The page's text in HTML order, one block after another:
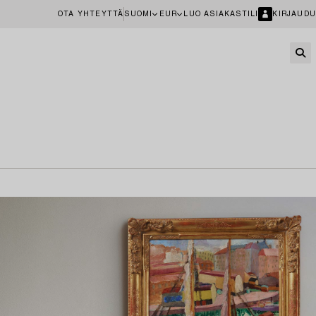
OTA YHTEYTTÄ SUOMI EUR LUO ASIAKASTILI KIRJAUDU